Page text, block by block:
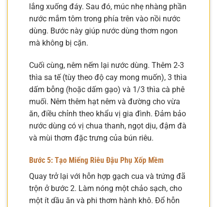
lắng xuống đáy. Sau đó, múc nhẹ nhàng phần
nước mắm tôm trong phía trên vào nồi nước
dùng. Bước này giúp nước dùng thơm ngon
mà không bị cặn.
Cuối cùng, nêm nếm lại nước dùng. Thêm 2-3
thìa sa tế (tùy theo độ cay mong muốn), 3 thìa
dấm bỗng (hoặc dấm gạo) và 1/3 thìa cà phê
muối. Nêm thêm hạt nêm và đường cho vừa
ăn, điều chỉnh theo khẩu vị gia đình. Đảm bảo
nước dùng có vị chua thanh, ngọt dịu, đậm đà
và mùi thơm đặc trưng của bún riêu.
Bước 5: Tạo Miếng Riêu Đậu Phụ Xốp Mềm
Quay trở lại với hỗn hợp gạch cua và trứng đã
trộn ở bước 2. Làm nóng một chảo sạch, cho
một ít dầu ăn và phi thơm hành khô. Đổ hỗn